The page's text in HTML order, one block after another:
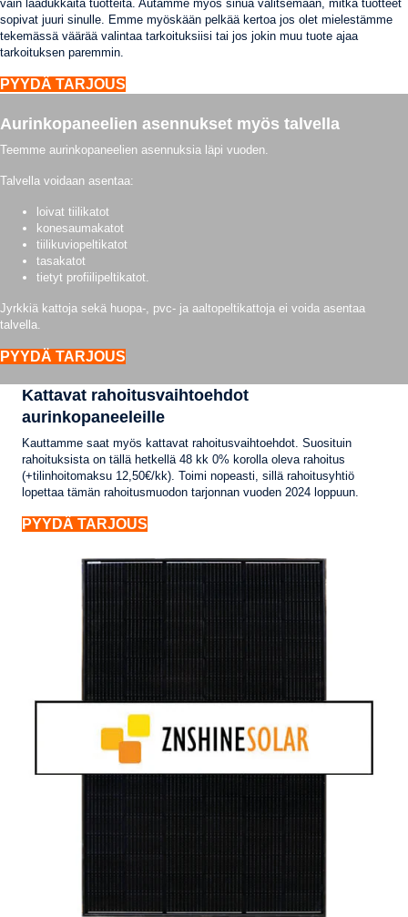
vain laadukkaita tuotteita. Autamme myös sinua valitsemaan, mitkä tuotteet
sopivat juuri sinulle. Emme myöskään pelkää kertoa jos olet mielestämme
tekemässä väärää valintaa tarkoituksiisi tai jos jokin muu tuote ajaa
tarkoituksen paremmin.
PYYDÄ TARJOUS
Aurinkopaneelien asennukset myös talvella
Teemme aurinkopaneelien asennuksia läpi vuoden.
Talvella voidaan asentaa:
loivat tiilikatot
konesaumakatot
tiilikuviopeltikatot
tasakatot
tietyt profiilipeltikatot.
Jyrkkiä kattoja sekä huopa-, pvc- ja aaltopeltikattoja ei voida asentaa
talvella.
PYYDÄ TARJOUS
Kattavat rahoitusvaihtoehdot
aurinkopaneeleille
Kauttamme saat myös kattavat rahoitusvaihtoehdot. Suosituin
rahoituksista on tällä hetkellä 48 kk 0% korolla oleva rahoitus
(+tilinhoitomaksu 12,50€/kk). Toimi nopeasti, sillä rahoitusyhtiö
lopettaa tämän rahoitusmuodon tarjonnan vuoden 2024 loppuun.
PYYDÄ TARJOUS